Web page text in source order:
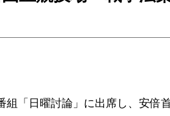
「日曜討論」に出席し、安倍